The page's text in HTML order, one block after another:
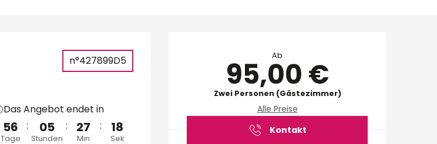
Öffnungszeiten &
Ab
95,00 €
Zwei Personen (Gästezimmer)
Alle Preise
Kontakt
n°427899D5
Das Angebot endet in
56
Tage
: 05
Stunden
: 27
Min
: 17
Sek